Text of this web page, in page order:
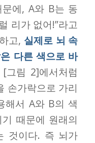
에, A와 B는 동
리가 없어!”라고
고, 실제로 뇌 속
다른 색으로 바
그림 2]에서처럼
손가락으로 가리
해서 A와 B의 색
때문에 원래의
것이다. 즉 뇌가